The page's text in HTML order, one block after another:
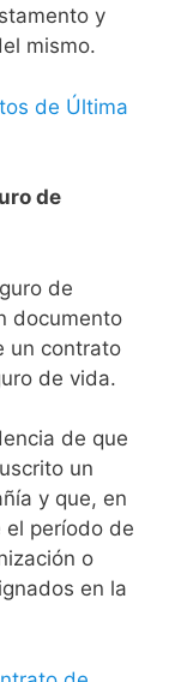
y
mismo.
de Última
de
de
documento
un contrato
de vida.
de que
un
y que, en
período de
o
en la